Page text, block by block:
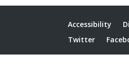
Accessibility
Twitter